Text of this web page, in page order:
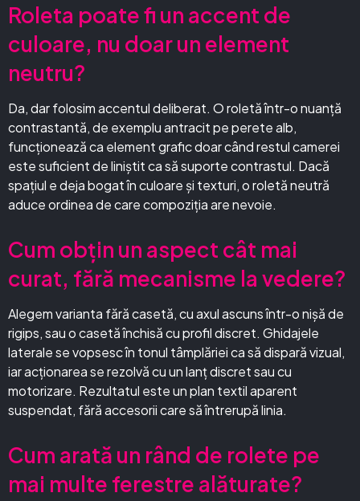
Roleta poate fi un accent de
culoare, nu doar un element
neutru?
Da, dar folosim accentul deliberat. O roletă într-o nuanță
contrastantă, de exemplu antracit pe perete alb,
funcționează ca element grafic doar când restul camerei
este suficient de liniștit ca să suporte contrastul. Dacă
spațiul e deja bogat în culoare și texturi, o roletă neutră
aduce ordinea de care compoziția are nevoie.
Cum obțin un aspect cât mai
curat, fără mecanisme la vedere?
Alegem varianta fără casetă, cu axul ascuns într-o nișă de
rigips, sau o casetă închisă cu profil discret. Ghidajele
laterale se vopsesc în tonul tâmplăriei ca să dispară vizual,
iar acționarea se rezolvă cu un lanț discret sau cu
motorizare. Rezultatul este un plan textil aparent
suspendat, fără accesorii care să întrerupă linia.
Cum arată un rând de rolete pe
mai multe ferestre alăturate?